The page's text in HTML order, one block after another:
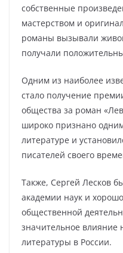
собственные
мастерством и
романы вызывали
получали
Одним из наиболее
стало получение
общества за роман
широко признано
литературе и
писателей своего
Также, Сергей Лесков
академии наук и
общественной
значительное влияние
литературы в России.